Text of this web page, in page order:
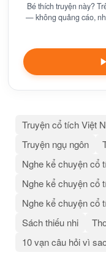
Bé thích truyện này?
— không quảng cáo,
Truyện cổ tích Việt
Truyện ngụ ngôn
Nghe kể chuyện cổ
Nghe kể chuyện cổ
Nghe kể chuyện cổ
Sách thiếu nhi
10 vạn câu hỏi vì